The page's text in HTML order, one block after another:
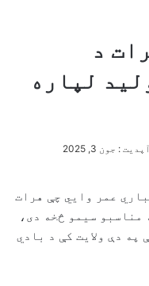
د
لپاره
: جون 3, 2025
عمر وايي چې هرات
مناسبو سیمو څخه دی،
په دې ولایت کې د بادي